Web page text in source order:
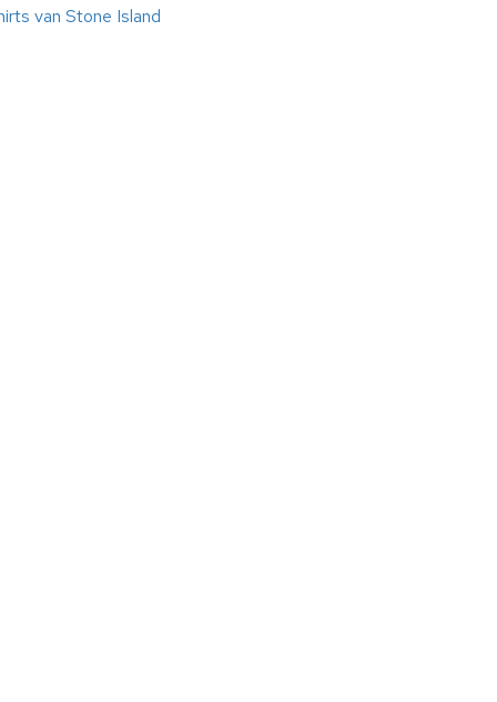
van Stone Island